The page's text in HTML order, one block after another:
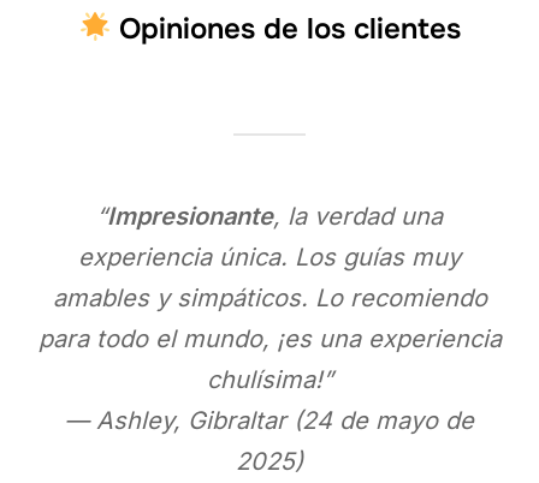
Opiniones de los clientes
“Impresionante, la verdad una
experiencia única. Los guías muy
amables y simpáticos. Lo recomiendo
para todo el mundo, ¡es una experiencia
chulísima!”
— Ashley, Gibraltar (24 de mayo de
2025)